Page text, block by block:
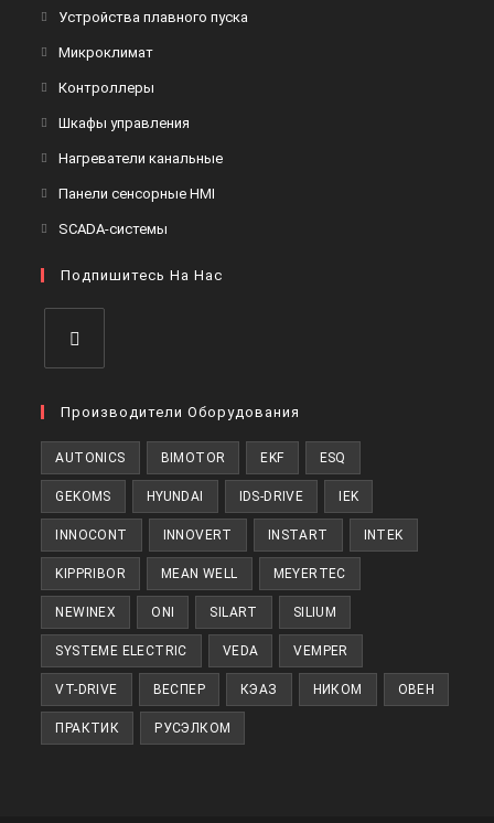
Устройства плавного пуска
МикроклиматОткроется
вкладке
Контроллеры
вкладке
Шкафы управления
вкладке
Нагреватели канальныеОткроется
Панели сенсорные HMI
вкладке
SCADA-системы
новой
Подпишитесь На Нас
в
вкладке
Производители Оборудования
AUTONICS BIMOTOR EKF ESQ
GEKOMS HYUNDAI IDS-DRIVE IEK
INNOCONT INNOVERT INSTART INTEK
KIPPRIBOR MEAN WELL MEYERTEC
NEWINEX ONI SILART SILIUM
SYSTEME ELECTRIC VEDA VEMPER
VT-DRIVE ВЕСПЕР КЭАЗ НИКОМ ОВЕН
ПРАКТИК РУСЭЛКОМ